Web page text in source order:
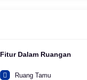
Fitur Dalam Ruangan
Ruang Tamu